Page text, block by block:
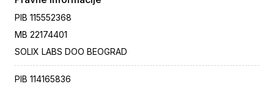
PIB 115552368
MB 22174401
SOLIX LABS DOO BEOGRAD
PIB 114165836